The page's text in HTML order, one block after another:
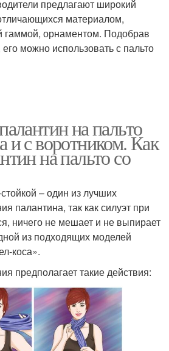
предлагают широкий
материалом,
гаммой, орнаментом. Подобрав
можно использовать с пальто
на пальто
и с воротником. Как
на пальто со
– один из лучших
палантина, так как силуэт при
ничего не мешает и не выпирает
из подходящих моделей
коса».
предполагает такие действия: